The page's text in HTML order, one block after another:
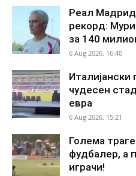
Реал Мадрид
рекорд:
за 140
6 Aug 2026. 16:40
чудесен
евра
6 Aug 2026. 15:21
Голема
фудбалер, а
играчи!